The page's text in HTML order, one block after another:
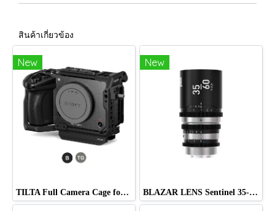
สินค้าเกี่ยวข้อง
New
TILTA Full Camera Cage for Sony FX5
New
BLAZAR LENS Sentinel 35-60mm T2.2-T2.8 Full-Frame 1.33x Anamorphic Zoom Lens (Sony E)